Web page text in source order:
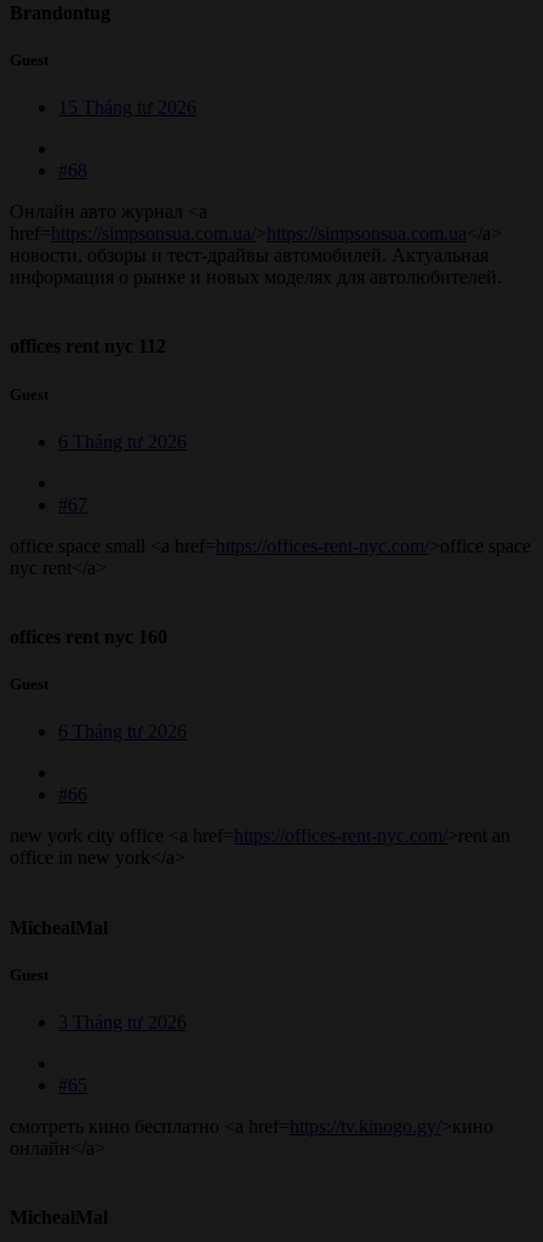
Brandontug
Guest
15 Tháng tư 2026
#68
Онлайн авто журнал <a
href=
https://simpsonsua.com.ua/ https://simpsonsua.com.ua </a>
новости, обзоры и тест-драйвы автомобилей. Актуальная
информация о рынке и новых моделях для автолюбителей.
offices rent nyc 112
Guest
6 Tháng tư 2026
#67
office space small <a href=
https://offices-rent-nyc.com/
>office space
nyc rent</a>
offices rent nyc 160
Guest
6 Tháng tư 2026
#66
new york city office <a href=
https://offices-rent-nyc.com/
>rent an
office in new york</a>
MichealMal
Guest
3 Tháng tư 2026
#65
смотреть кино бесплатно <a href=
https://tv.kinogo.gy/
>кино
онлайн</a>
MichealMal